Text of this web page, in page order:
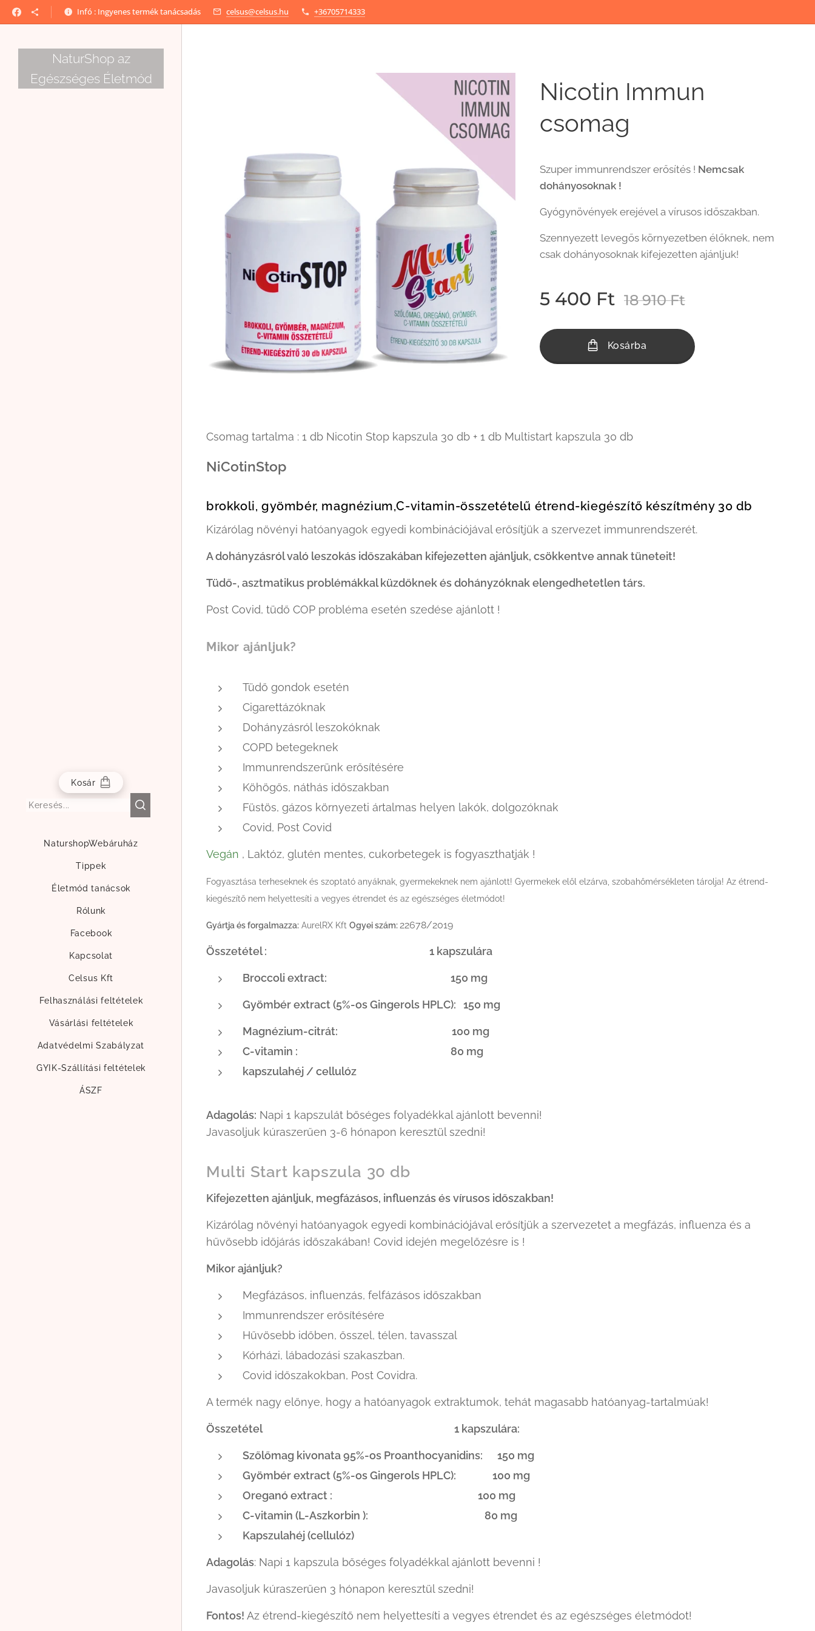
Infó : Ingyenes termék tanácsadás celsus@celsus.hu +36705714333
NaturShop az
Egészséges Életmód
Kosár
NaturshopWebáruház
Tippek
Életmód tanácsok
Rólunk
Facebook
Kapcsolat
Celsus Kft
Felhasználási feltételek
Vásárlási feltételek
Adatvédelmi Szabályzat
GYIK-Szállítási feltételek
ÁSZF
Nicotin Immun
csomag
Szuper immunrendszer erősítés ! Nemcsak
dohányosoknak !
Gyógynövények erejével a vírusos időszakban.
Szennyezett levegős környezetben élőknek, nem
csak dohányosoknak kifejezetten ajánljuk!
5 400 Ft 18 910Ft
Kosárba
Csomag tartalma : 1 db Nicotin Stop kapszula 30 db + 1 db Multistart kapszula 30 db
NiCotinStop
brokkoli, gyömbér, magnézium,C-vitamin-összetételű étrend-kiegészítő készítmény 30 db
Kizárólag növényi hatóanyagok egyedi kombinációjával erősítjük a szervezet immunrendszerét.
A dohányzásról való leszokás időszakában kifejezetten ajánljuk, csökkentve annak tüneteit!
Tüdő-, asztmatikus problémákkal küzdőknek és dohányzóknak elengedhetetlen társ.
Post Covid, tüdő COP probléma esetén szedése ajánlott !
Mikor ajánljuk?
Tüdő gondok esetén
Cigarettázóknak
Dohányzásról leszokóknak
COPD betegeknek
Immunrendszerünk erősítésére
Köhögős, náthás időszakban
Füstös, gázos környezeti ártalmas helyen lakók, dolgozóknak
Covid, Post Covid
Vegán , Laktóz, glutén mentes, cukorbetegek is fogyaszthatják !
Fogyasztása terheseknek és szoptató anyáknak, gyermekeknek nem ajánlott! Gyermekek elől elzárva, szobahőmérsékleten tárolja! Az étrend-
kiegészítő nem helyettesíti a vegyes étrendet és az egészséges életmódot!
Gyártja és forgalmazza: AurelRX Kft Ogyei szám:22678/2019
Összetétel : 1 kapszulára
Broccoli extract: 150 mg
Gyömbér extract (5%-os Gingerols HPLC): 150 mg
Magnézium-citrát: 100 mg
C-vitamin : 80 mg
kapszulahéj / cellulóz
Adagolás: Napi 1 kapszulát bőséges folyadékkal ajánlott bevenni!
Javasoljuk kúraszerűen 3-6 hónapon keresztül szedni!
Multi Start kapszula 30 db
Kifejezetten ajánljuk, megfázásos, influenzás és vírusos időszakban!
Kizárólag növényi hatóanyagok egyedi kombinációjával erősítjük a szervezetet a megfázás, influenza és a
hűvösebb időjárás időszakában! Covid idején megelőzésre is !
Mikor ajánljuk?
Megfázásos, influenzás, felfázásos időszakban
Immunrendszer erősítésére
Hűvösebb időben, ősszel, télen, tavasszal
Kórházi, lábadozási szakaszban.
Covid időszakokban, Post Covidra.
A termék nagy előnye, hogy a hatóanyagok extraktumok, tehát magasabb hatóanyag-tartalmúak!
Összetétel 1 kapszulára:
Szőlőmag kivonata 95%-os Proanthocyanidins: 150 mg
Gyömbér extract (5%-os Gingerols HPLC): 100 mg
Oreganó extract : 100 mg
C-vitamin (L-Aszkorbin ): 80 mg
Kapszulahéj (cellulóz)
Adagolás: Napi 1 kapszula bőséges folyadékkal ajánlott bevenni !
Javasoljuk kúraszerűen 3 hónapon keresztül szedni!
Fontos! Az étrend-kiegészítő nem helyettesíti a vegyes étrendet és az egészséges életmódot!